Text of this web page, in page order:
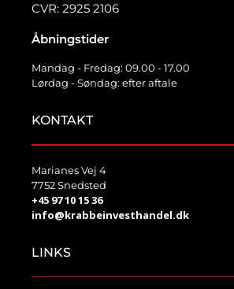
CVR: 2925 2106
Åbningstider
Mandag - Fredag: 09.00 - 17.00
Lørdag - Søndag: efter aftale
KONTAKT
Marianes Vej 4
7752 Snedsted
+45 97 10 15 36
info@krabbeinvesthandel.dk
LINKS